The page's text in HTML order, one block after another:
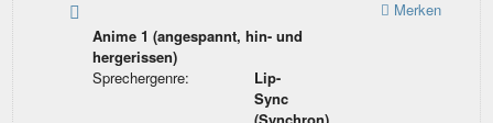
Anime 1 (angespannt, hin- und
hergerissen)
Sprechergenre:
Lip-
Sync
(Synchron)
Merken